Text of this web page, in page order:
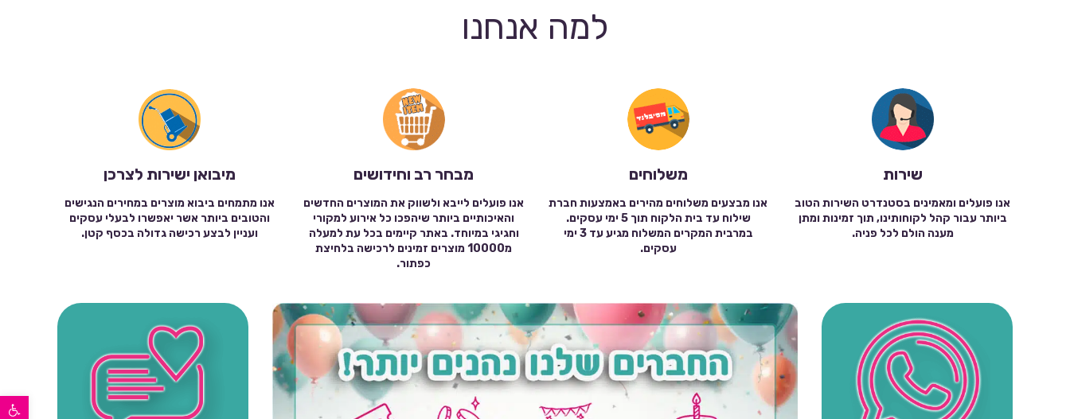
פתח סרגל נגישות
למה אנחנו
שירות
אנו פועלים ומאמינים בסטנדרט השירות הטוב
ביותר עבור קהל לקוחותינו, תוך זמינות ומתן
מענה הולם לכל פניה.
משלוחים
אנו מבצעים משלוחים מהירים באמצעות חברת
שילוח עד בית הלקוח תוך 5 ימי עסקים.
במרבית המקרים המשלוח מגיע עד 3 ימי
עסקים.
מבחר רב וחידושים
אנו פועלים לייבא ולשווק את המוצרים החדשים
והאיכותיים ביותר שיהפכו כל אירוע למקורי
וחגיגי במיוחד. באתר קיימים בכל עת למעלה
מ10000 מוצרים זמינים לרכישה בלחיצת
כפתור.
מיבואן ישירות לצרכן
אנו מתמחים ביבוא מוצרים במחירים הנגישים
והטובים ביותר אשר יאפשרו לבעלי עסקים
ועניין לבצע רכישה גדולה בכסף קטן.